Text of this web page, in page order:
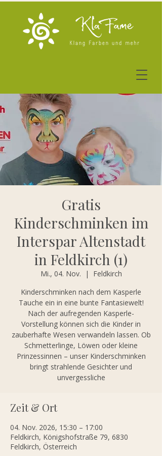
Gratis
Kinderschminken im
Interspar Altenstadt
in Feldkirch (1)
Mi., 04. Nov.
  |
Feldkirch
Kinderschminken nach dem Kasperle
Tauche ein in eine bunte Fantasiewelt!
Nach der aufregenden Kasperle-
Vorstellung können sich die Kinder in
zauberhafte Wesen verwandeln lassen. Ob
Schmetterlinge, Löwen oder kleine
Prinzessinnen – unser Kinderschminken
bringt strahlende Gesichter und
unvergessliche
Zeit & Ort
04. Nov. 2026, 15:30 – 17:00
Feldkirch, Königshofstraße 79, 6830
Feldkirch, Österreich